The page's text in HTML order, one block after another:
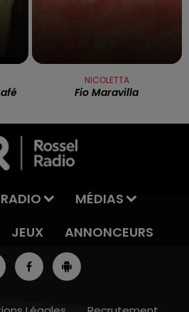
NICOLETTA
Fio Maravilla
RADIO
MÉDIAS
JEUX ANNONCEURS